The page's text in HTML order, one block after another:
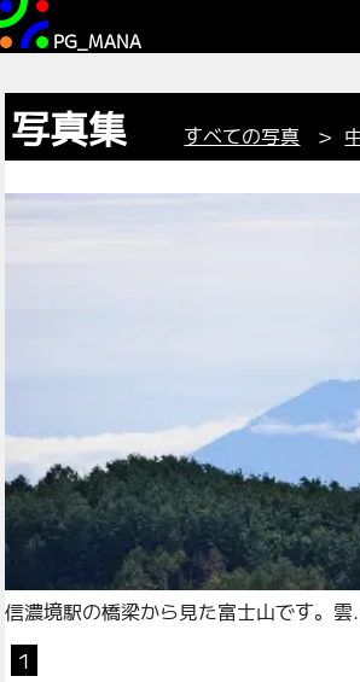
PG_MANA
写真集 すべての写真 >
信濃境駅の橋梁から見た富士山です。雲
1